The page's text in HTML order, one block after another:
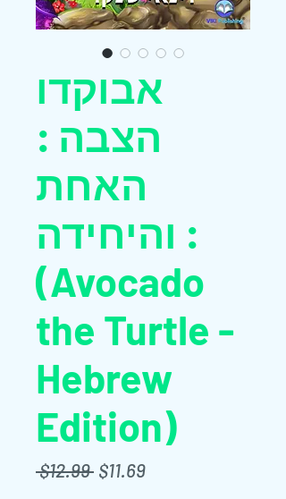
אבוקדו
הצבה :
האחת
והיחידה :
(Avocado
the Turtle -
Hebrew
Edition)
$12.99 Regular
$11.69Sale